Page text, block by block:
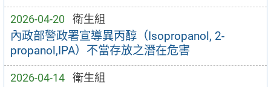
2026-04-20 衛生組
內政部警政署宣導異丙醇（Isopropanol, 2-
propanol,IPA）不當存放之潛在危害
2026-04-14 衛生組